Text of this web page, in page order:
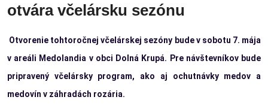
otvára včelársku sezónu
Otvorenie tohtoročnej včelárskej sezóny bude v sobotu 7. mája
v areáli Medolandia v obci Dolná Krupá. Pre návštevníkov bude
pripravený včelársky program, ako aj ochutnávky medov a
medovín v záhradách rozária.